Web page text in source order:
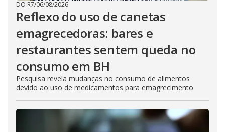
DO R7/06/08/2026
Reflexo do uso de canetas
emagrecedoras: bares e
restaurantes sentem queda no
consumo em BH
Pesquisa revela mudanças no consumo de alimentos
devido ao uso de medicamentos para emagrecimento